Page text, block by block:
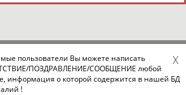
пользователи Вы можете написать
ПОЗДРАВЛЕНИЕ/СООБЩЕНИЕ любой
информация о которой содержится в нашей БД
!